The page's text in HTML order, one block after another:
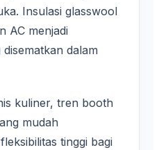
Insulasi glasswool
AC menjadi
dalam
kuliner, tren booth
mudah
tinggi bagi